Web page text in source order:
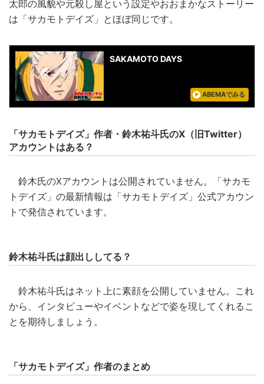
太郎の風貌や元殺し屋という設定やおおまかなストーリー
は「サカモトデイズ」とほぼ同じです。
SAKAMOTO DAYS
ABEMAでみる
「サカモトデイズ」作者・鈴木祐斗氏のX（旧Twitter）
アカウントはある？
鈴木氏のXアカウントは公開されていません。「サカモ
トデイズ」の最新情報は「サカモトデイズ」公式アカウン
トで発信されています。
鈴木祐斗氏は顔出ししてる？
鈴木祐斗氏はネット上に素顔を公開していません。これ
から、インタビューやイベントなどで姿を現してくれるこ
とを期待しましょう。
「サカモトデイズ」作者のまとめ